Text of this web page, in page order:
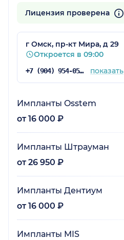
Лицензия проверена
г Омск, пр-кт Мира, д 29
Откроется в 09:00
+7 (904) 954-05-46 показать
Импланты Osstem
от 16 000 ₽
Импланты Штрауман
от 26 950 ₽
Импланты Дентиум
от 16 000 ₽
Импланты MIS